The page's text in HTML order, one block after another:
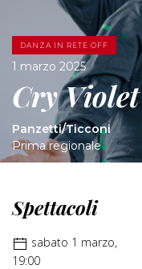
DANZA IN RETE OFF
1 marzo 2025
Cry Violet
Panzetti/Ticconi
Prima regionale
Spettacoli
sabato 1 marzo,
19:00